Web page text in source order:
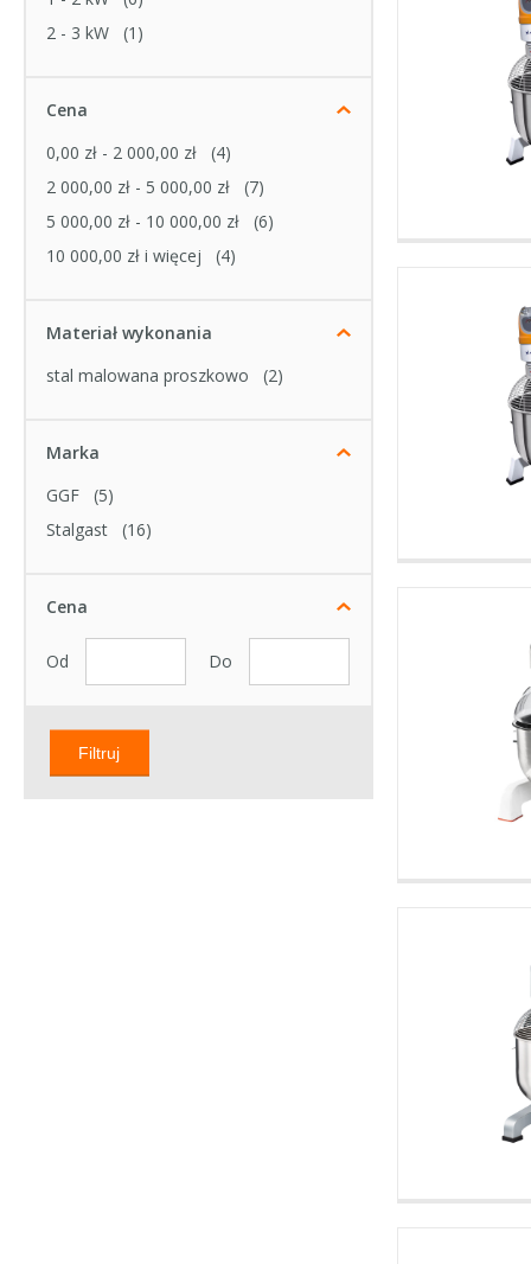
2 - 3 kW
(1)
Cena
0,00 zł - 2 000,00 zł
(4)
2 000,00 zł - 5 000,00 zł
(7)
5 000,00 zł - 10 000,00 zł
(6)
10 000,00 zł i więcej (4)
Materiał wykonania
stal malowana proszkowo
(2)
Marka
GGF
(5)
Stalgast
(16)
Cena
Od Do
Filtruj